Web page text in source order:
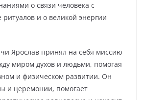
о связи человека с
и о великой энергии
Ярослав принял на себя миссию
миром духов и людьми, помогая
и физическом развитии. Он
и церемонии, помогает